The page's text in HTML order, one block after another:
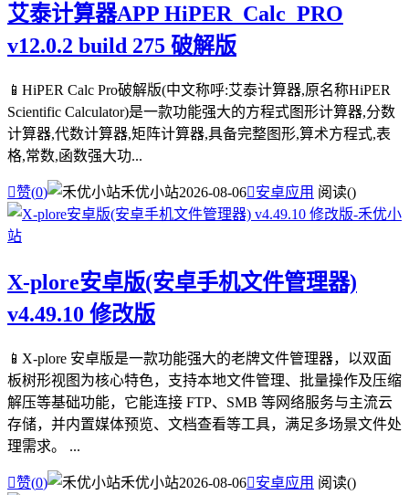
艾泰计算器APP HiPER_Calc_PRO
v12.0.2 build 275 破解版
📱HiPER Calc Pro破解版(中文称呼:艾泰计算器,原名称HiPER
Scientific Calculator)是一款功能强大的方程式图形计算器,分数
计算器,代数计算器,矩阵计算器,具备完整图形,算术方程式,表
格,常数,函数强大功...
赞(0) 禾优小站2026-08-06安卓应用 阅读()
X-plore安卓版(安卓手机文件管理器)
v4.49.10 修改版
📱X-plore 安卓版是一款功能强大的老牌文件管理器，以双面
板树形视图为核心特色，支持本地文件管理、批量操作及压缩
解压等基础功能，它能连接 FTP、SMB 等网络服务与主流云
存储，并内置媒体预览、文档查看等工具，满足多场景文件处
理需求。 ...
赞(0) 禾优小站2026-08-06安卓应用 阅读()